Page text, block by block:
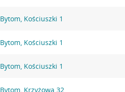
Bytom, Kościuszki 1
Bytom, Kościuszki 1
Bytom, Kościuszki 1
Bytom, Krzyżowa 32